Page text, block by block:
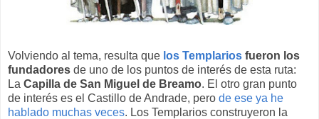
Volviendo al tema, resulta que los Templarios fueron los
fundadores de uno de los puntos de interés de esta ruta:
La Capilla de San Miguel de Breamo. El otro gran punto
de interés es el Castillo de Andrade, pero de ese ya he
hablado muchas veces. Los Templarios construyeron la